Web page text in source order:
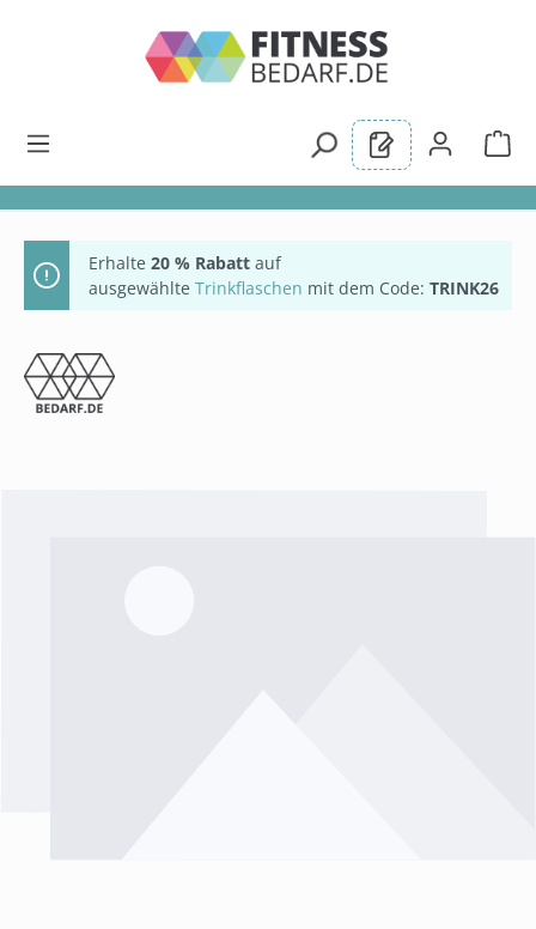
Erhalte 20 % Rabatt auf
ausgewählte Trinkflaschen mit dem Code: TRINK26